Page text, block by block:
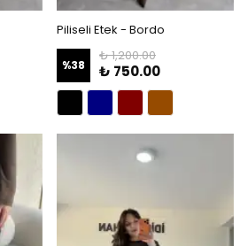
Piliseli Etek - Bordo
%38
₺ 1,200.00
₺ 750.00